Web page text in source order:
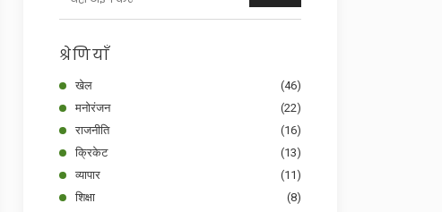
श्रेणियाँ
खेल
(46)
मनोरंजन
(22)
राजनीति
(16)
क्रिकेट
(13)
व्यापार
(11)
शिक्षा
(8)